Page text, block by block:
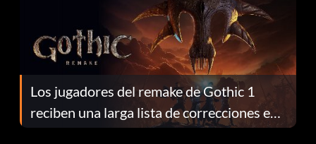
Los jugadores del remake de Gothic 1
reciben una larga lista de correcciones en
el parche 1.0.4